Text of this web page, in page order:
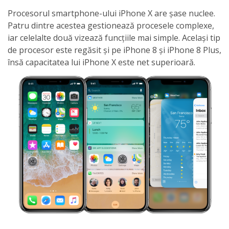
Procesorul smartphone-ului iPhone X are șase nuclee.
Patru dintre acestea gestionează procesele complexe,
iar celelalte două vizează funcțiile mai simple. Același tip
de procesor este regăsit și pe iPhone 8 și iPhone 8 Plus,
însă capacitatea lui iPhone X este net superioară.